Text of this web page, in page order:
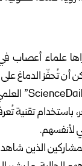
علماء أعصاب في
أن تُحفّز الدماغ
باستخدام تقنية
لأنفسهم.
الذين